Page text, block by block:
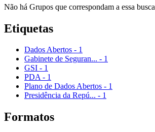
Não há Grupos que correspondam a essa busca
Etiquetas
Dados Abertos - 1
Gabinete de Seguran... - 1
GSI - 1
PDA - 1
Plano de Dados Abertos - 1
Presidência da Repú... - 1
Formatos